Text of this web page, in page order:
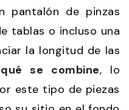
pantalón de pinzas
tablas o incluso una
la longitud de las
se combine, lo
este tipo de piezas